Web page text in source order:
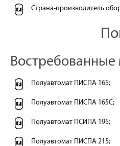
Страна-производитель
Востребованные
Полуавтомат ПИСПА 165;
Полуавтомат ПИСПА 165С;
Полуавтомат ПСИПА 195;
Полуавтомат ПИСПА 215;